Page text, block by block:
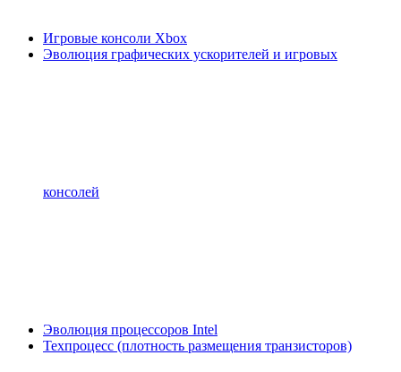
Игровые консоли Xbox
Эволюция графических ускорителей и игровых
консолей
Эволюция процессоров Intel
Техпроцесс (плотность размещения транзисторов)